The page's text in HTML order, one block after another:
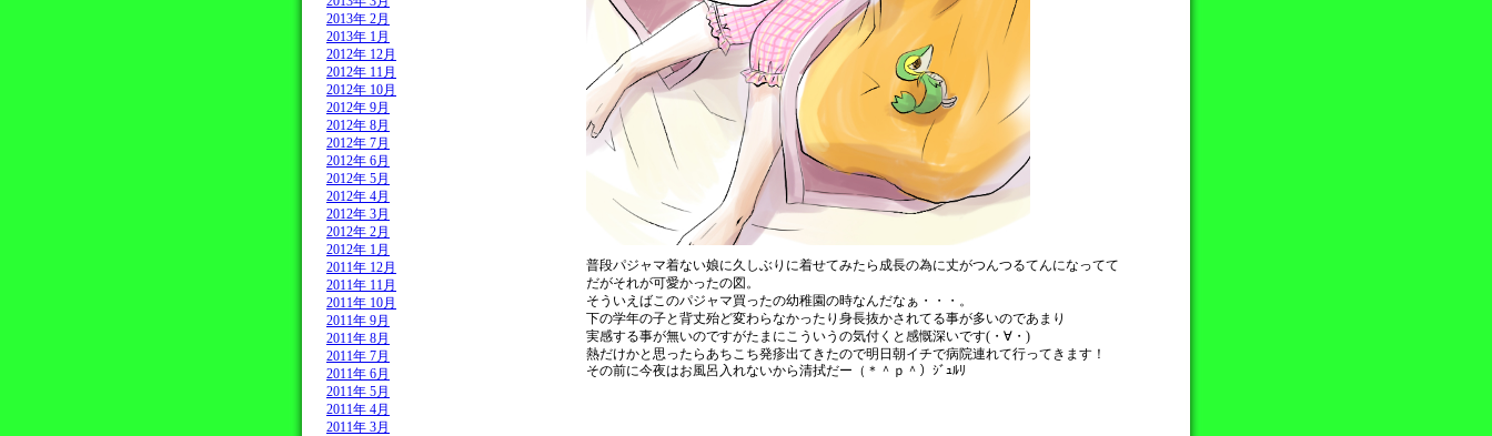
2013年 2月
2013年 1月
2012年 12月
2012年 11月
2012年 10月
2012年 9月
2012年 8月
2012年 7月
2012年 6月
2012年 5月
2012年 4月
2012年 3月
2012年 2月
2012年 1月
2011年 12月
2011年 11月
2011年 10月
2011年 9月
2011年 8月
2011年 7月
2011年 6月
2011年 5月
2011年 4月
2011年 3月
普段パジャマ着ない娘に久しぶりに着せてみたら成長の為に丈がつんつるてんになってて
だがそれが可愛かったの図。
そういえばこのパジャマ買ったの幼稚園の時なんだなぁ・・・。
下の学年の子と背丈殆ど変わらなかったり身長抜かされてる事が多いのであまり
実感する事が無いのですがたまにこういうの気付くと感慨深いです(・∀・)
熱だけかと思ったらあちこち発疹出てきたので明日朝イチで病院連れて行ってきます！
その前に今夜はお風呂入れないから清拭だー（＊＾ｐ＾）ｼﾞｭﾙﾘ